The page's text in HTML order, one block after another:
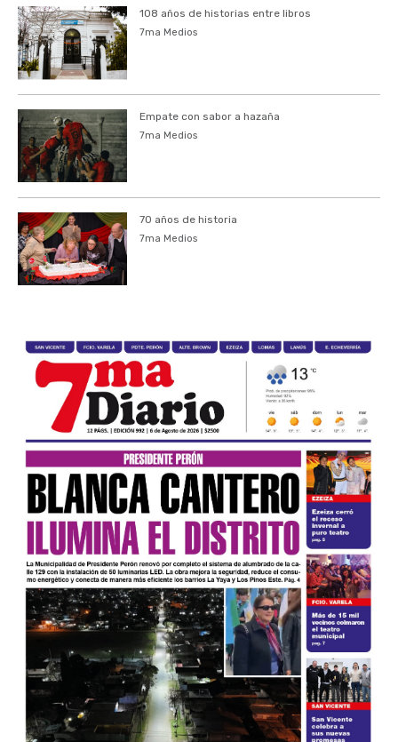
108 años de historias entre libros
7ma Medios
Empate con sabor a hazaña
7ma Medios
70 años de historia
7ma Medios